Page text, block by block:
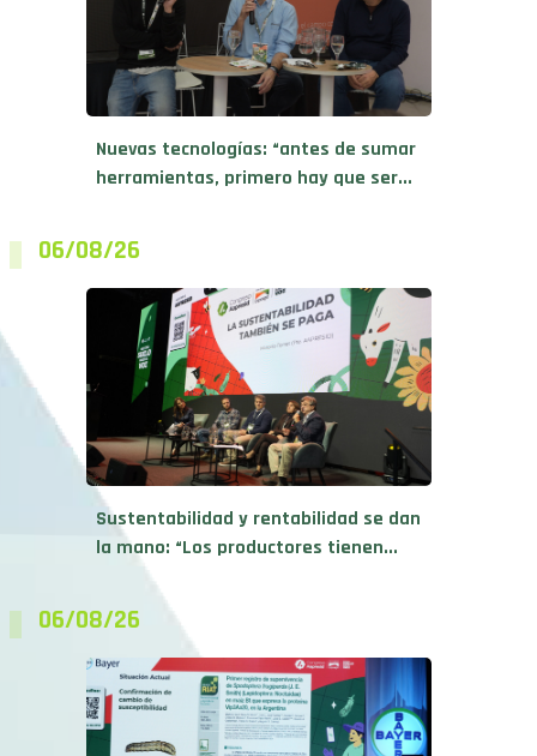
Nuevas tecnologías: “antes de sumar
herramientas, primero hay que ser...
06/08/26
Sustentabilidad y rentabilidad se dan
la mano: “Los productores tienen...
06/08/26